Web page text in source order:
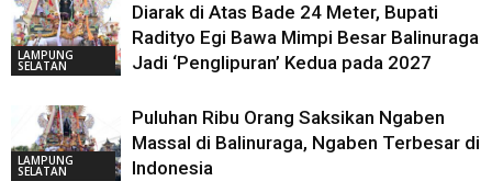
LAMPUNG
SELATAN
Diarak di Atas Bade 24 Meter, Bupati
Radityo Egi Bawa Mimpi Besar Balinuraga
Jadi ‘Penglipuran’ Kedua pada 2027
LAMPUNG
SELATAN
Puluhan Ribu Orang Saksikan Ngaben
Massal di Balinuraga, Ngaben Terbesar di
Indonesia